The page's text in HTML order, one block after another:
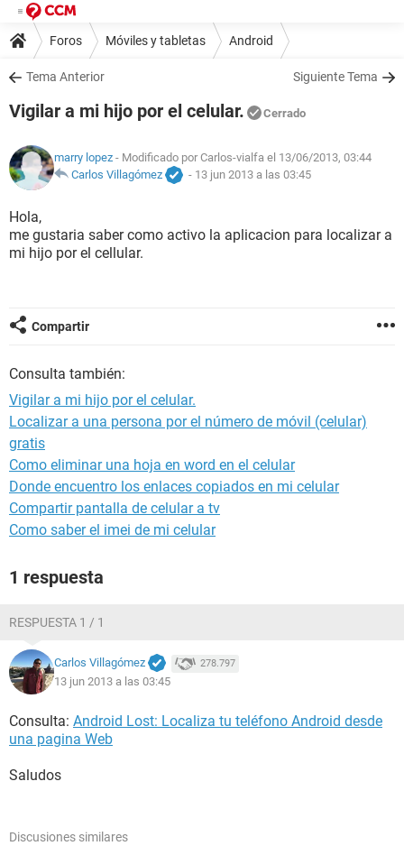
Foros Móviles y tabletas Android
Tema Anterior Siguiente Tema
Vigilar a mi hijo por el celular. Cerrado
marry lopez - Modificado por Carlos-vialfa el 13/06/2013, 03:44
Carlos Villagómez
- 13 jun 2013 a las 03:45
Hola,
me gustaria saber como activo la aplicacion para localizar a
mi hijo por el cellular.
Compartir
Consulta también:
Vigilar a mi hijo por el celular.
Localizar a una persona por el número de móvil (celular)
gratis
Como eliminar una hoja en word en el celular
Donde encuentro los enlaces copiados en mi celular
Compartir pantalla de celular a tv
Como saber el imei de mi celular
1 respuesta
RESPUESTA 1 / 1
Carlos Villagómez 278.797
13 jun 2013 a las 03:45
Consulta: Android Lost: Localiza tu teléfono Android desde
una pagina Web
Saludos
Discusiones similares